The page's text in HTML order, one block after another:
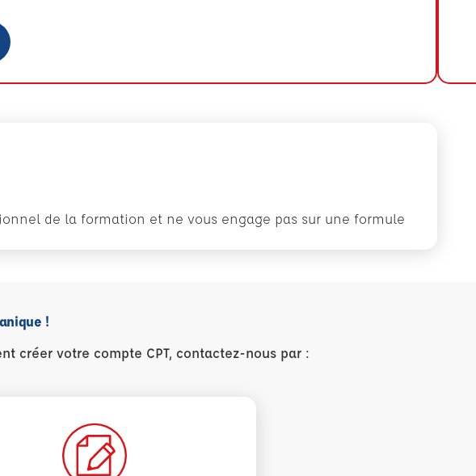
de la formation et ne vous engage pas sur une formule
!
créer votre compte CPT, contactez-nous par :